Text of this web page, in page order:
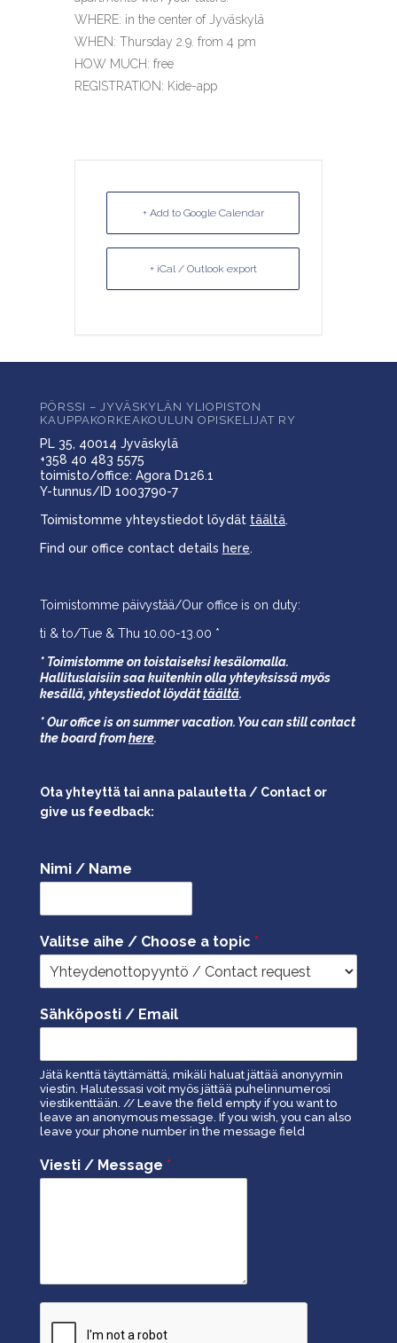
WHERE: in the center of Jyväskylä
WHEN: Thursday 2.9. from 4 pm
HOW MUCH: free
REGISTRATION: Kide-app
+ Add to Google Calendar
+ iCal / Outlook export
PÖRSSI – JYVÄSKYLÄN YLIOPISTON
KAUPPAKORKEAKOULUN OPISKELIJAT RY
PL 35, 40014 Jyväskylä
+358 40 483 5575
toimisto/office: Agora D126.1
Y-tunnus/ID 1003790-7
Toimistomme yhteystiedot löydät täältä.
Find our office contact details here.
Toimistomme päivystää/Our office is on duty:
ti & to/Tue & Thu 10.00-13.00 *
* Toimistomme on toistaiseksi kesälomalla.
Hallituslaisiin saa kuitenkin olla yhteyksissä myös
kesällä, yhteystiedot löydättäältä.
* Our office is on summer vacation. You can still contact
the board fromhere.
Ota yhteyttä tai anna palautetta / Contact or
give us feedback:
Nimi / Name
Valitse aihe / Choose a topic *
Sähköposti / Email
Jätä kenttä täyttämättä, mikäli haluat jättää anonyymin
viestin. Halutessasi voit myös jättää puhelinnumerosi
viestikenttään. // Leave the field empty if you want to
leave an anonymous message. If you wish, you can also
leave your phone number in the message field
Viesti / Message *